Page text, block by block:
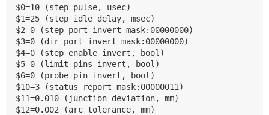
$0=10 (step pulse, usec)
$1=25 (step idle delay, msec)
$2=0 (step port invert mask:00000000)
$3=0 (dir port invert mask:00000000)
$4=0 (step enable invert, bool)
$5=0 (limit pins invert, bool)
$6=0 (probe pin invert, bool)
$10=3 (status report mask:00000011)
$11=0.010 (junction deviation, mm)
$12=0.002 (arc tolerance, mm)